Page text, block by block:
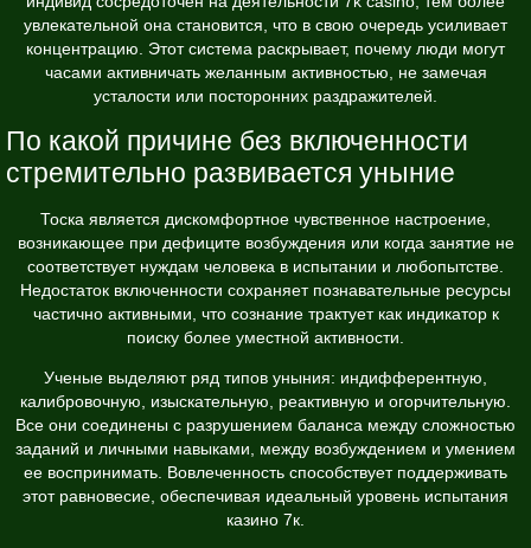
увлекательной она становится, что в свою очередь усиливает
концентрацию. Этот система раскрывает, почему люди могут
часами активничать желанным активностью, не замечая
усталости или посторонних раздражителей.
По какой причине без включенности
стремительно развивается уныние
Тоска является дискомфортное чувственное настроение,
возникающее при дефиците возбуждения или когда занятие не
соответствует нуждам человека в испытании и любопытстве.
Недостаток включенности сохраняет познавательные ресурсы
частично активными, что сознание трактует как индикатор к
поиску более уместной активности.
Ученые выделяют ряд типов уныния: индифферентную,
калибровочную, изыскательную, реактивную и огорчительную.
Все они соединены с разрушением баланса между сложностью
заданий и личными навыками, между возбуждением и умением
ее воспринимать. Вовлеченность способствует поддерживать
этот равновесие, обеспечивая идеальный уровень испытания
казино 7к.